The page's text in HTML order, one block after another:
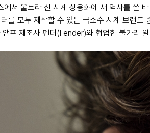
서 울트라 신 시계 상용화에 새 역사를 쓴
를 모두 제작할 수 있는 극소수 시계 브랜
프 제조사 펜더(Fender)와 협업한 불가리